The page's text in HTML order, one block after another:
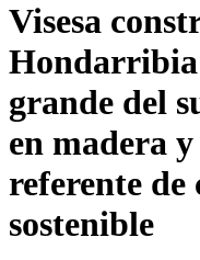
Visesa
Hondarribia
grande del
en madera
referente de
sostenible